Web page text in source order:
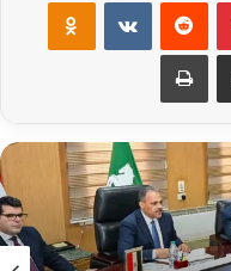
مشاركة عبر البريد طباعة